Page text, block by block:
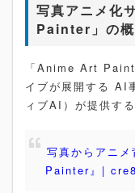
写真アニメ化
Painter」の
「Anime Art
イブが展開する AI
ィブAI）が提供す
写真からアニ
Painter』|